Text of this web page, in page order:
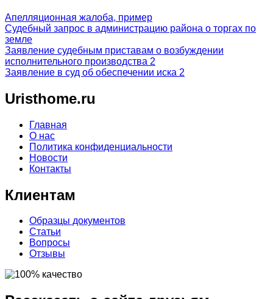
Апелляционная жалоба, пример
Судебный запрос в администрацию района о торгах по
земле
Заявление судебным приставам о возбуждении
исполнительного производства 2
Заявление в суд об обеспечении иска 2
Uristhome.ru
Главная
О нас
Политика конфиденциальности
Новости
Контакты
Клиентам
Образцы документов
Статьи
Вопросы
Отзывы